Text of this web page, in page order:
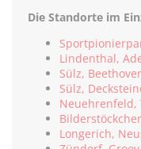
Die Standorte im
Lindenthal,
Sülz,
Sülz,
Neuehrenfeld,
Longerich,